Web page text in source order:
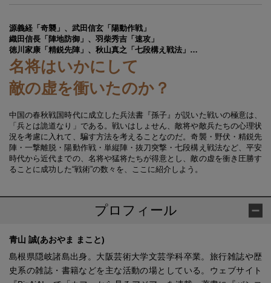
源義経「奇襲」、武田信玄「陽動作戦」
織田信長「陣地防御」、羽柴秀吉「速攻」
徳川家康「精鋭先陣」、秋山真之「七段構え戦法」…
名将はいかにして
敵の虚を衝いたのか？
中国の春秋戦国時代に成立した兵法書『孫子』が説いた戦いの極意は、
「兵とは詭道なり」である。戦いはしょせん、敵将や敵兵たちの心理状
況を考慮に入れて、騙す方法を考えることなのだ。奇襲・野伏・精鋭先
陣・一撃離脱・陽動作戦・単縦陣・抜刀突撃・七段構え戦法など、平安
時代から近代までの、名将や猛将たちが得意とし、敵の虚を衝き圧勝す
ることに成功した“戦術”の数々を、ここに紹介しよう。
プロフィール
青山 誠(あおやま まこと)
島根県隠岐諸島出身。大阪芸術大学文芸学科卒業。旅行雑誌や歴
史系の雑誌・書籍などを主な活動の場としている。ウェブサイト